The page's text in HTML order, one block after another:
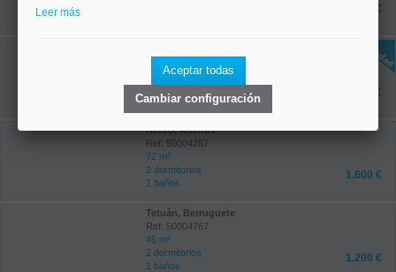
3.000 €
Ref: 50004823
60 m²
2 dormitorios
1 baños
2.000 €
Retiro, Adelfas
Ref: 50004287
72 m²
2 dormitorios
1 baños
1.600 €
Tetuán, Berruguete
Ref: 50004767
45 m²
2 dormitorios
1 baños
1.200 €
Leer más
Aceptar todas
Cambiar configuración